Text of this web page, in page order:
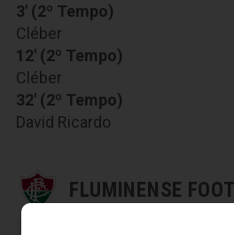
3' (2º Tempo)
Cléber
12' (2º Tempo)
Cléber
32' (2º Tempo)
David Ricardo
FLUMINENSE